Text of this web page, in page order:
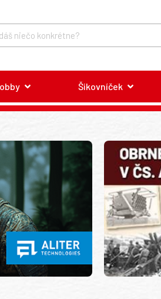
Šikovníček